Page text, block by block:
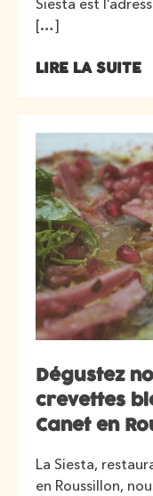
Siesta est
[…]
LIRE LA SUITE
Dégustez
crevettes
Canet en
La Siesta,
en Roussillon,